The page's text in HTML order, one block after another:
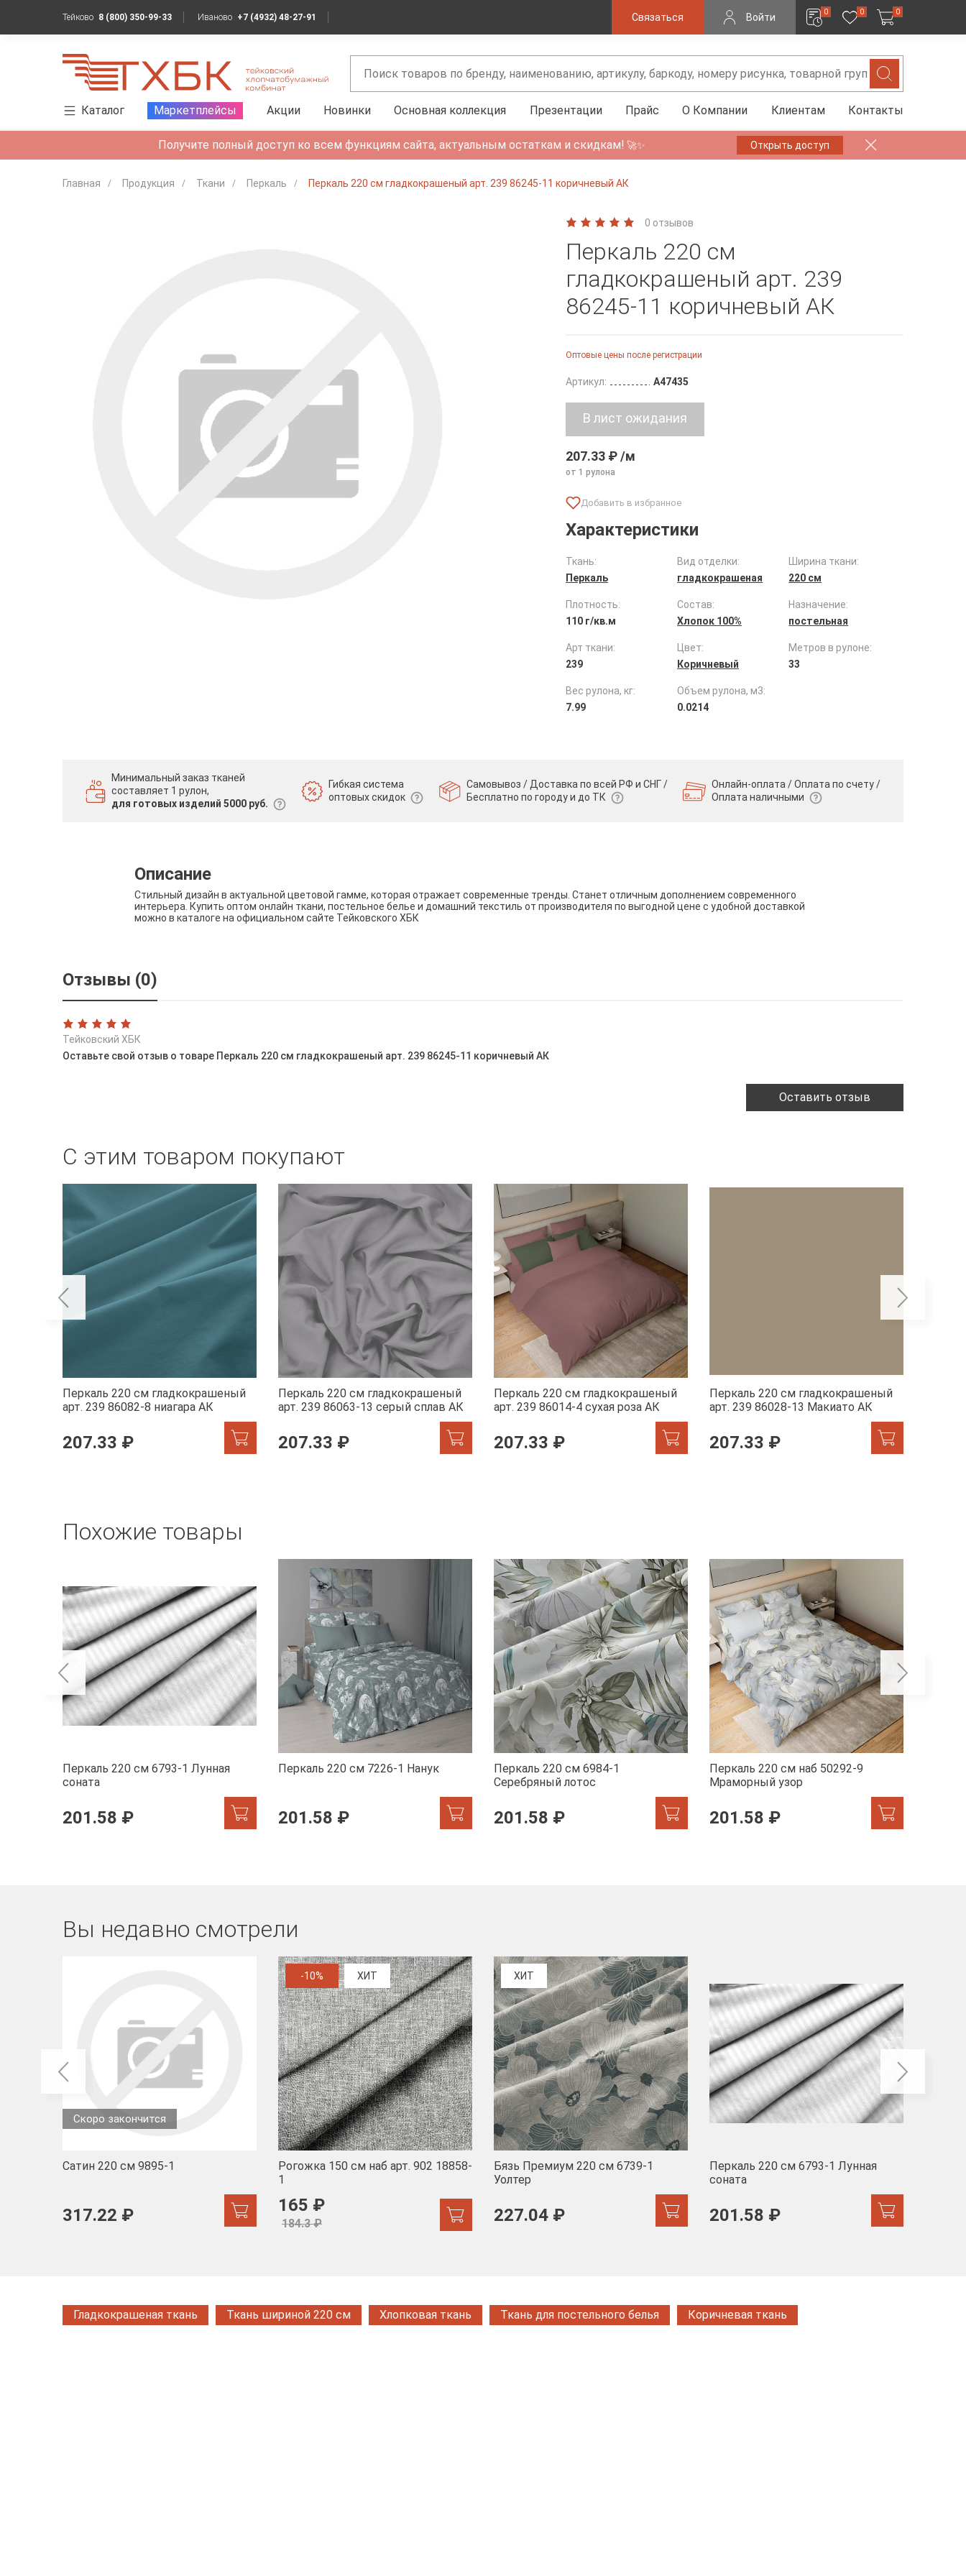
Тейково 8 (800) 350-99-33 Иваново +7 (4932) 48-27-91 Связаться Войти 0 0 0
Каталог Маркетплейсы Акции Новинки Основная коллекция Презентации Прайс О Компании Клиентам Контакты
Получите полный доступ ко всем функциям сайта, актуальным остаткам и скидкам! 🚀✨ Открыть доступ
Главная Продукция Ткани Перкаль Перкаль 220 см гладкокрашеный арт. 239 86245-11 коричневый АК
0 отзывов
Перкаль 220 см
гладкокрашеный арт. 239
86245-11 коричневый АК
Оптовые цены после регистрации
Артикул: A47435
207.33 ₽ /м
от 1 рулона
Характеристики
Ткань:
Перкаль
Вид отделки:
гладкокрашеная
Ширина ткани:
220 см
Плотность:
110 г/кв.м
Состав:
Хлопок 100%
Назначение:
постельная
Арт ткани:
239
Цвет:
Коричневый
Метров в рулоне:
33
Вес рулона, кг:
7.99
Объем рулона, м3:
0.0214
Минимальный заказ тканей
составляет 1 рулон,
для готовых изделий 5000 руб.
Гибкая система
оптовых скидок
Самовывоз / Доставка по всей РФ и СНГ /
Бесплатно по городу и до ТК
Онлайн-оплата / Оплата по счету /
Оплата наличными
Описание
Стильный дизайн в актуальной цветовой гамме, которая отражает современные тренды. Станет отличным дополнением современного
интерьера. Купить оптом онлайн ткани, постельное белье и домашний текстиль от производителя по выгодной цене с удобной доставкой
можно в каталоге на официальном сайте Тейковского ХБК
Отзывы (0)
Тейковский ХБК
Оставьте свой отзыв о товаре Перкаль 220 см гладкокрашеный арт. 239 86245-11 коричневый АК
Оставить отзыв
С этим товаром покупают
Перкаль 220 см гладкокрашеный
арт. 239 86082-8 ниагара АК
207.33 ₽
Перкаль 220 см гладкокрашеный
арт. 239 86063-13 серый сплав АК
207.33 ₽
Перкаль 220 см гладкокрашеный
арт. 239 86014-4 сухая роза АК
207.33 ₽
Перкаль 220 см гладкокрашеный
арт. 239 86028-13 Макиато АК
207.33 ₽
Похожие товары
Перкаль 220 см 6793-1 Лунная
соната
201.58 ₽
Перкаль 220 см 7226-1 Нанук
201.58 ₽
Перкаль 220 см 6984-1
Серебряный лотос
201.58 ₽
Перкаль 220 см наб 50292-9
Мраморный узор
201.58 ₽
Вы недавно смотрели
Скоро закончится
Сатин 220 см 9895-1
317.22 ₽
-10% ХИТ
Рогожка 150 см наб арт. 902 18858-
1
165 ₽
184.3 ₽
ХИТ
Бязь Премиум 220 см 6739-1
Уолтер
227.04 ₽
Перкаль 220 см 6793-1 Лунная
соната
201.58 ₽
Гладкокрашеная ткань Ткань шириной 220 см Хлопковая ткань Ткань для постельного белья Коричневая ткань